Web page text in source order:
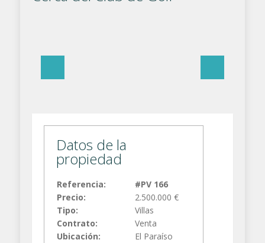
Datos de la
propiedad
Referencia:
#PV 166
Precio:
2.500.000 €
Tipo:
Villas
Contrato:
Venta
Ubicación:
El Paraíso